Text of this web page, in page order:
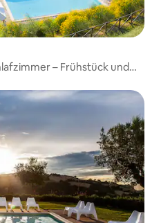
– Frühstück und